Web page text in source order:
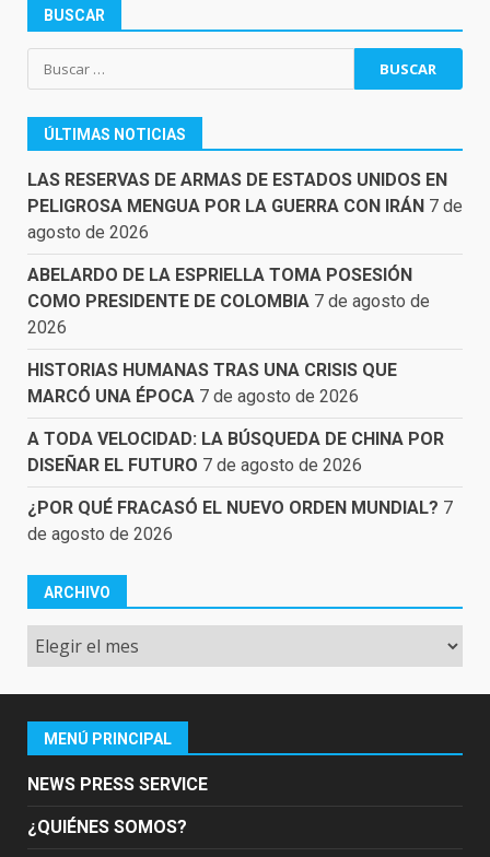
BUSCAR
Buscar:
ÚLTIMAS NOTICIAS
LAS RESERVAS DE ARMAS DE ESTADOS UNIDOS EN
PELIGROSA MENGUA POR LA GUERRA CON IRÁN 7 de
agosto de 2026
ABELARDO DE LA ESPRIELLA TOMA POSESIÓN
COMO PRESIDENTE DE COLOMBIA 7 de agosto de
2026
HISTORIAS HUMANAS TRAS UNA CRISIS QUE
MARCÓ UNA ÉPOCA 7 de agosto de 2026
A TODA VELOCIDAD: LA BÚSQUEDA DE CHINA POR
DISEÑAR EL FUTURO 7 de agosto de 2026
¿POR QUÉ FRACASÓ EL NUEVO ORDEN MUNDIAL? 7
de agosto de 2026
ARCHIVO
Archivo
MENÚ PRINCIPAL
NEWS PRESS SERVICE
¿QUIÉNES SOMOS?